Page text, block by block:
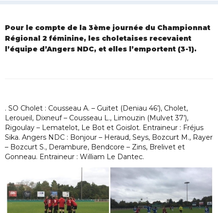
Pour le compte de la 3ème journée du Championnat
Régional 2 féminine, les choletaises recevaient
l’équipe d’Angers NDC, et elles l’emportent (3-1).
. SO Cholet : Cousseau A. – Guitet (Deniau 46’), Cholet,
Leroueil, Dixneuf – Cousseau L., Limouzin (Mulvet 37’),
Rigoulay – Lematelot, Le Bot et Goislot. Entraineur : Fréjus
Sika. Angers NDC : Bonjour – Heraud, Seys, Bozcurt M., Rayer
– Bozcurt S., Derambure, Bendcore – Zins, Brelivet et
Gonneau. Entraineur : William Le Dantec.